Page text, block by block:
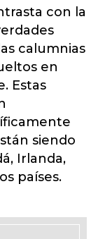
con la
calumnias
en
Estas
siendo
Irlanda,
países.